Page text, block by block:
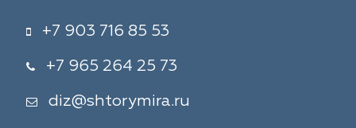
+7 903 716 85 53
+7 965 264 25 73
diz@shtorymira.ru